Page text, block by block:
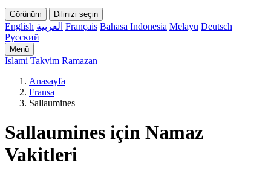
Görünüm Dilinizi seçin
English العربية Français Bahasa Indonesia Melayu Deutsch
Русский
Menü
Islami Takvim Ramazan
Anasayfa
Fransa
Sallaumines
Sallaumines için Namaz
Vakitleri